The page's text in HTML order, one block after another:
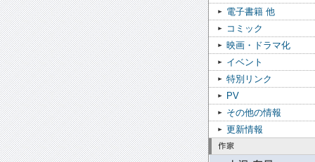
電子書籍 他
コミック
映画・ドラマ化
イベント
特別リンク
PV
その他の情報
更新情報